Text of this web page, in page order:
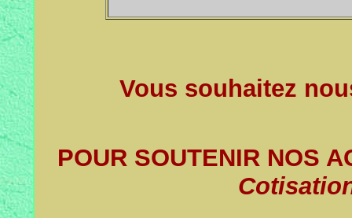
Vous souhaitez
POUR SOUTENIR NOS